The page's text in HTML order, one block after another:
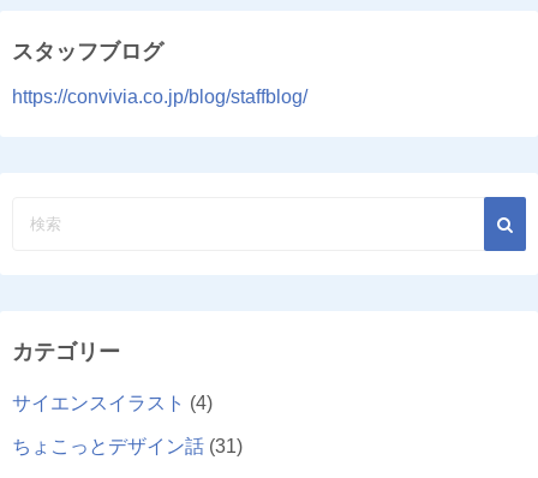
スタッフブログ
https://convivia.co.jp/blog/staffblog/
カテゴリー
サイエンスイラスト (4)
ちょこっとデザイン話 (31)